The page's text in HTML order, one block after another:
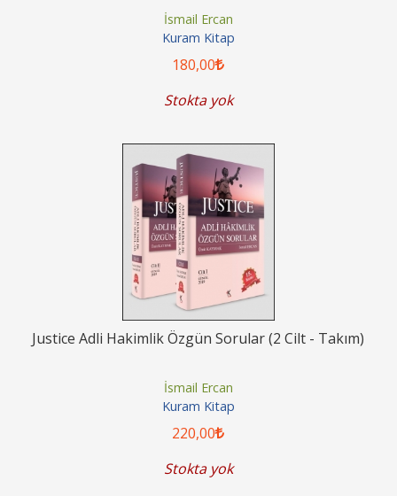
İsmail Ercan
Kuram Kitap
180,00
Stokta yok
Justice Adli Hakimlik Özgün Sorular (2 Cilt - Takım)
İsmail Ercan
Kuram Kitap
220,00
Stokta yok